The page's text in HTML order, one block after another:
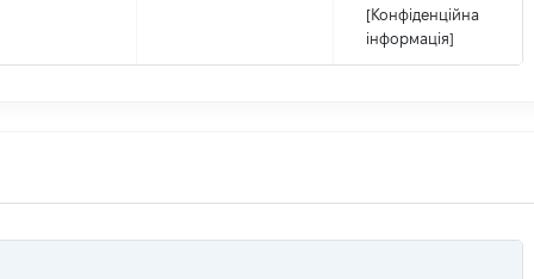
[Конфіденційна
інформація]